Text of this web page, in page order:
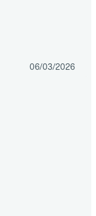
06/03/2026